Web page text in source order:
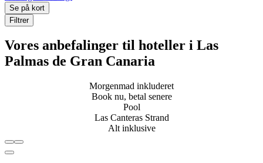
Se på kort
Filtrer
Vores anbefalinger til hoteller i Las
Palmas de Gran Canaria
Morgenmad inkluderet
Book nu, betal senere
Pool
Las Canteras Strand
Alt inklusive